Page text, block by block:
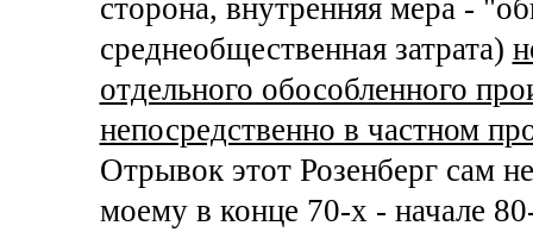
сторона, внутренняя мера -
среднеобщественная затрата)
отдельного обособленного
непосредственно в частном
Отрывок этот Розенберг сам
моему в конце 70-х - начале